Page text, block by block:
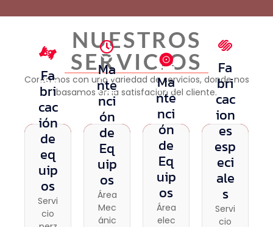
NUESTROS
SERVICIOS
Contamos con una variedad de servicios, donde nos
basamos en la satisfacion del cliente.
Fa
bri
cac
ión
de
eq
uip
os
Servi
cio
Fab
rica
ció
n
de
equ
ipo
s
Servi
cio
perz
Ma
nte
nci
ón
de
Eq
uip
os
Área
Mec
ánic
Ma
nte
nci
ón
de
Equ
ipo
s
Área
Mec
ánic
Ma
nte
nci
ón
de
Eq
uip
os
Área
elec
Ma
nte
nci
ón
de
Equ
ipo
s
Área
elect
Fa
bri
cac
ion
es
esp
eci
ale
s
Servi
cio
Fab
rica
cio
nes
esp
ecia
les
Servi
cio
perz